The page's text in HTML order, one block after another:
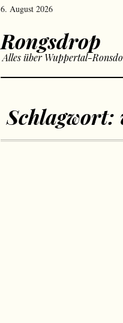
6. August 2026
Rongsdrop
Alles über Wuppertal-
Schlagwort: